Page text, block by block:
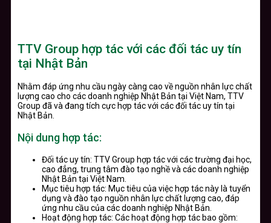
TTV Group hợp tác với các đối tác uy tín
tại Nhật Bản
Nhằm đáp ứng nhu cầu ngày càng cao về nguồn nhân lực chất
lượng cao cho các doanh nghiệp Nhật Bản tại Việt Nam, TTV
Group đã và đang tích cực hợp tác với các đối tác uy tín tại
Nhật Bản.
Nội dung hợp tác:
Đối tác uy tín: TTV Group hợp tác với các trường đại học,
cao đẳng, trung tâm đào tạo nghề và các doanh nghiệp
Nhật Bản tại Việt Nam.
Mục tiêu hợp tác: Mục tiêu của việc hợp tác này là tuyển
dụng và đào tạo nguồn nhân lực chất lượng cao, đáp
ứng nhu cầu của các doanh nghiệp Nhật Bản.
Hoạt động hợp tác: Các hoạt động hợp tác bao gồm: